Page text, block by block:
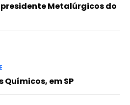
Metalúrgicos do
em SP